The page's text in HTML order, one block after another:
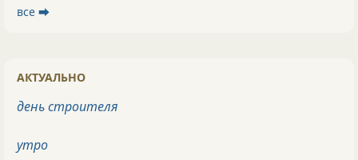
все ⮕
АКТУАЛЬНО
день строителя
утро